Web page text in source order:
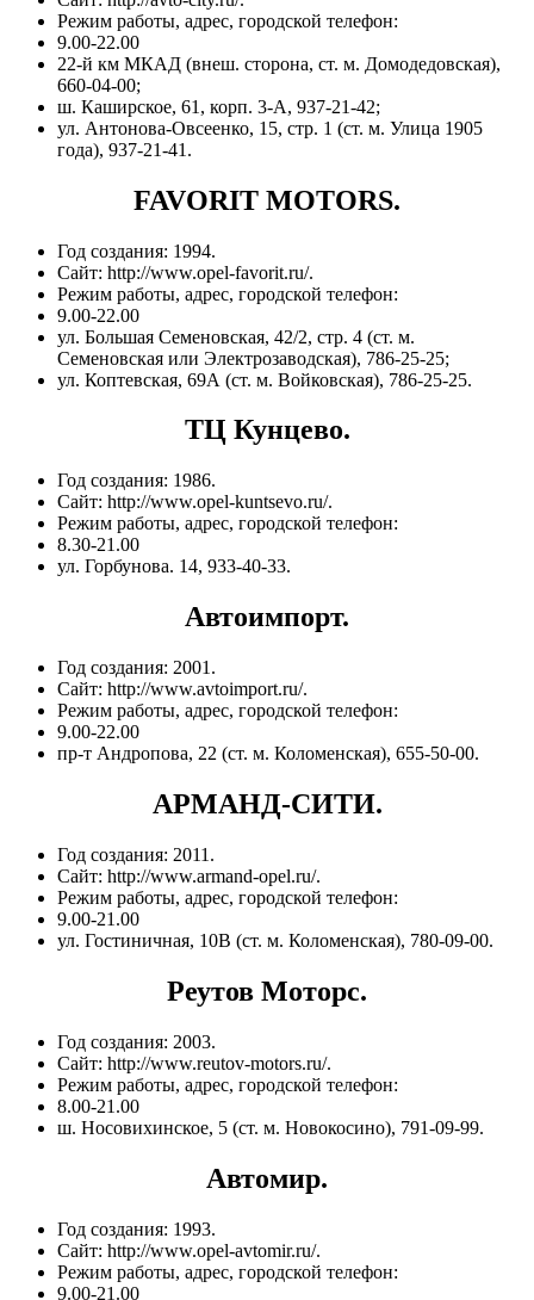
Режим работы, адрес, городской телефон:
9.00-22.00
22-й км МКАД (внеш. сторона, ст. м. Домодедовская),
660-04-00;
ш. Каширское, 61, корп. 3-А, 937-21-42;
ул. Антонова-Овсеенко, 15, стр. 1 (ст. м. Улица 1905
года), 937-21-41.
FAVORIT MOTORS.
Год создания: 1994.
Сайт: http://www.opel-favorit.ru/.
Режим работы, адрес, городской телефон:
9.00-22.00
ул. Большая Семеновская, 42/2, стр. 4 (ст. м.
Семеновская или Электрозаводская), 786-25-25;
ул. Коптевская, 69А (ст. м. Войковская), 786-25-25.
ТЦ Кунцево.
Год создания: 1986.
Сайт: http://www.opel-kuntsevo.ru/.
Режим работы, адрес, городской телефон:
8.30-21.00
ул. Горбунова. 14, 933-40-33.
Автоимпорт.
Год создания: 2001.
Сайт: http://www.avtoimport.ru/.
Режим работы, адрес, городской телефон:
9.00-22.00
пр-т Андропова, 22 (ст. м. Коломенская), 655-50-00.
АРМАНД-СИТИ.
Год создания: 2011.
Сайт: http://www.armand-opel.ru/.
Режим работы, адрес, городской телефон:
9.00-21.00
ул. Гостиничная, 10В (ст. м. Коломенская), 780-09-00.
Реутов Моторс.
Год создания: 2003.
Сайт: http://www.reutov-motors.ru/.
Режим работы, адрес, городской телефон:
8.00-21.00
ш. Носовихинское, 5 (ст. м. Новокосино), 791-09-99.
Автомир.
Год создания: 1993.
Сайт: http://www.opel-avtomir.ru/.
Режим работы, адрес, городской телефон:
9.00-21.00